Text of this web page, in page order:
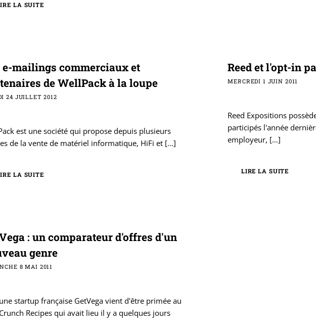
LA SUITE
e-mailings commerciaux et
de WellPack à la loupe
24 JUILLET 2012
est une société qui propose depuis plusieurs
de la vente de matériel informatique, HiFi et […]
LA SUITE
Reed et l'opt-in
MERCREDI 1 JUIN 2011
Reed Expositions
participés l'année
employeur, […]
LIRE LA SUITE
: un comparateur d'offres d'un
genre
8 MAI 2011
startup française GetVega vient d'être primée au
Recipes qui avait lieu il y a quelques jours